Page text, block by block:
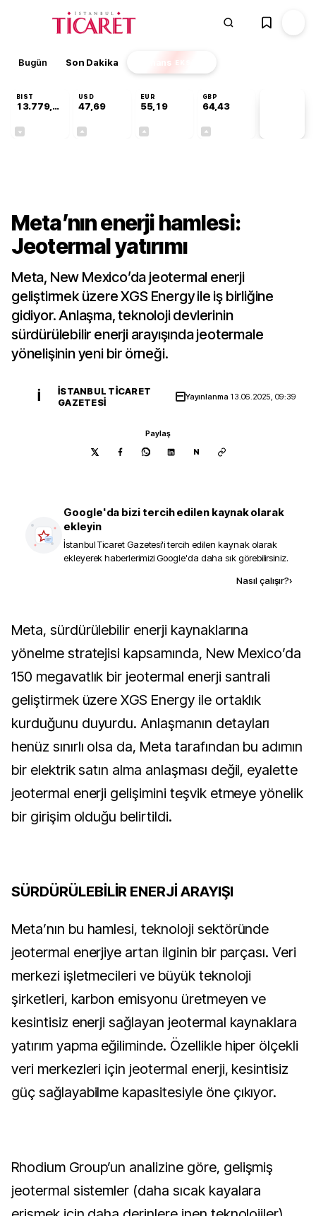
Bugün Son Dakika Finans EKSTRA
BIST
13.779,39
USD
47,69
EUR
55,19
GBP
64,43
Meta’nın enerji hamlesi:
Jeotermal yatırımı
Meta, New Mexico’da jeotermal enerji
geliştirmek üzere XGS Energy ile iş birliğine
gidiyor. Anlaşma, teknoloji devlerinin
sürdürülebilir enerji arayışında jeotermale
yönelişinin yeni bir örneği.
İ
İSTANBUL TICARET
GAZETESI
Yayınlanma 13.06.2025, 09:39
Paylaş
N
Google'da bizi tercih edilen kaynak olarak
ekleyin
İstanbul Ticaret Gazetesi'i tercih edilen kaynak olarak
ekleyerek haberlerimizi Google'da daha sık görebilirsiniz.
Nasıl çalışır?›
Meta, sürdürülebilir enerji kaynaklarına
yönelme stratejisi kapsamında, New Mexico’da
150 megavatlık bir jeotermal enerji santrali
geliştirmek üzere XGS Energy ile ortaklık
kurduğunu duyurdu. Anlaşmanın detayları
henüz sınırlı olsa da, Meta tarafından bu adımın
bir elektrik satın alma anlaşması değil, eyalette
jeotermal enerji gelişimini teşvik etmeye yönelik
bir girişim olduğu belirtildi.
SÜRDÜRÜLEBİLİR ENERJİ ARAYIŞI
Meta’nın bu hamlesi, teknoloji sektöründe
jeotermal enerjiye artan ilginin bir parçası. Veri
merkezi işletmecileri ve büyük teknoloji
şirketleri, karbon emisyonu üretmeyen ve
kesintisiz enerji sağlayan jeotermal kaynaklara
yatırım yapma eğiliminde. Özellikle hiper ölçekli
veri merkezleri için jeotermal enerji, kesintisiz
güç sağlayabilme kapasitesiyle öne çıkıyor.
Rhodium Group’un analizine göre, gelişmiş
jeotermal sistemler (daha sıcak kayalara